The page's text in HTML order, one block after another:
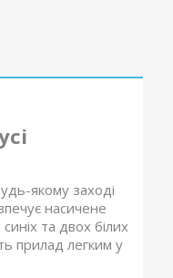
якому заході
насичене
та двох білих
прилад легким у